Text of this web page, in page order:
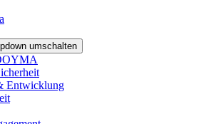
umschalten
Entwicklung